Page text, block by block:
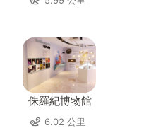
侏羅紀博物館
6.02 公里